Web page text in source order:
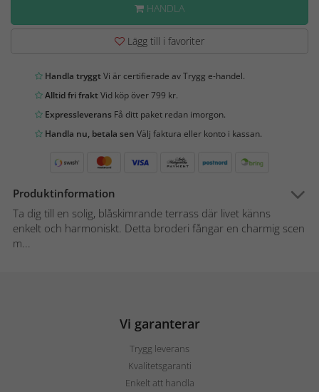
HANDLA
Lägg till i favoriter
Handla tryggtVi är certifierade av Trygg e-handel.
Alltid fri fraktVid köp över 799 kr.
Expressleverans Få ditt paket redan imorgon.
Handla nu, betala sen Välj faktura eller konto i kassan.
Produktinformation
Ta dig till en solig, blåskimrande terrass där livet känns
enkelt och harmoniskt. Detta broderi fångar en charmig scen
m...
Vi garanterar
Trygg leverans
Kvalitetsgaranti
Enkelt att handla